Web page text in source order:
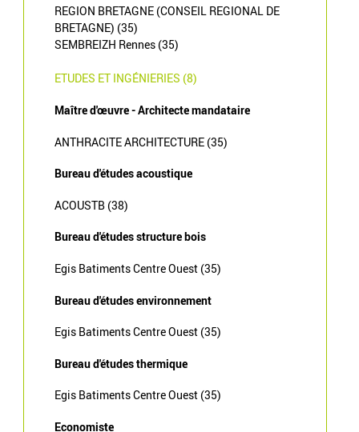
REGION BRETAGNE (CONSEIL REGIONAL DE
BRETAGNE) (35)
SEMBREIZH Rennes (35)
ETUDES ET INGÉNIERIES (8)
Maître d'œuvre - Architecte mandataire
ANTHRACITE ARCHITECTURE (35)
Bureau d'études acoustique
ACOUSTB (38)
Bureau d'études structure bois
Egis Batiments Centre Ouest (35)
Bureau d'études environnement
Egis Batiments Centre Ouest (35)
Bureau d'études thermique
Egis Batiments Centre Ouest (35)
Economiste